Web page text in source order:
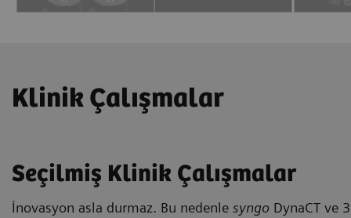
Klinik Çalışmalar
Seçilmiş Klinik Çalışmalar
İnovasyon asla durmaz. Bu nedenle syngo DynaCT ve